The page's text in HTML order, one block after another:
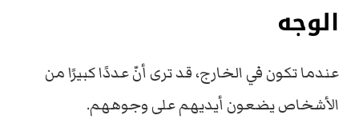
الوجه
عندما تكون في الخارج، قد ترى أنّ عددًا كبيرًا من
الأشخاصيضعون أيديهم على وجوههم.